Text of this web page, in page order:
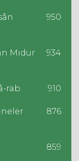
950
Mıdur
934
rab 910
876
859